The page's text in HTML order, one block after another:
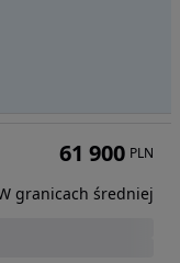
61 900 PLN
granicach średniej